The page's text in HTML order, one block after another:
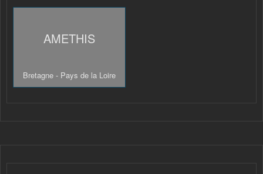
AMETHIS
Bretagne - Pays de la Loire